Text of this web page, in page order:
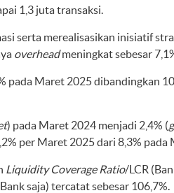
1,3 juta transaksi.
serta merealisasikan inisiatif
overheadmeningkat sebesar
pada Maret 2025 dibandingkan
) pada Maret 2024 menjadi 2,4% (
per Maret 2025 dari 8,3% pada
Liquidity Coverage Ratio/LCR
saja) tercatat sebesar 106,7%.